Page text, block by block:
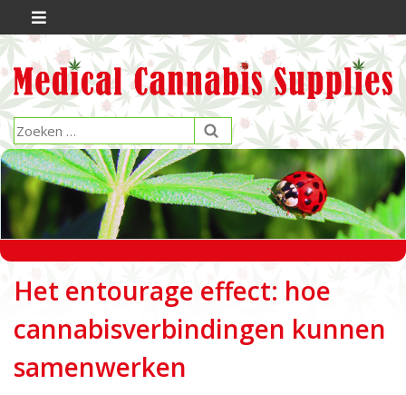
Het entourage effect: hoe
cannabisverbindingen kunnen
samenwerken